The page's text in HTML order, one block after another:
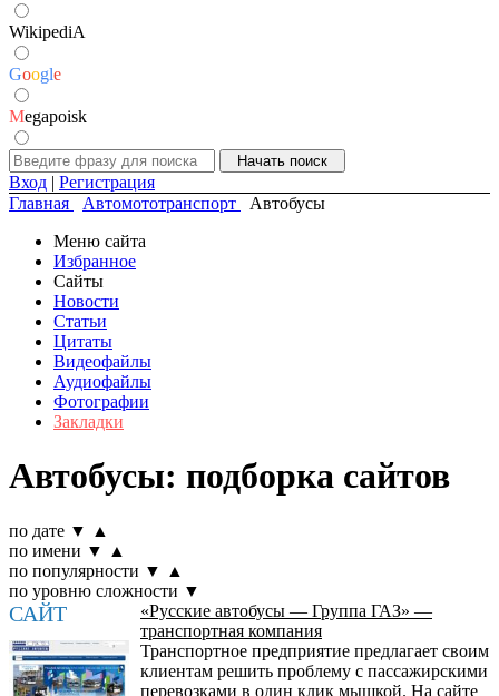
WikipediA
Google
Megapoisk
Вход | Регистрация
Главная
Автомототранспорт
Автобусы
Меню сайта
Избранное
Сайты
Новости
Статьи
Цитаты
Видеофайлы
Аудиофайлы
Фотографии
Закладки
Автобусы: подборка сайтов
по дате ▼
▲
по имени ▼
▲
по популярности ▼
▲
по уровню сложности ▼
САЙТ
«Русские автобусы — Группа ГАЗ» —
транспортная компания
Транспортное предприятие предлагает своим
клиентам решить проблему с пассажирскими
перевозками в один клик мышкой. На сайте